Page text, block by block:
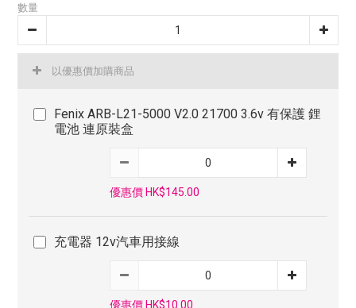
數量
以優惠價加購商品
Fenix ARB-L21-5000 V2.0 21700 3.6v 有保護 鋰
電池 連原裝盒
優惠價 HK$145.00
充電器 12v汽車用接線
優惠價 HK$10.00